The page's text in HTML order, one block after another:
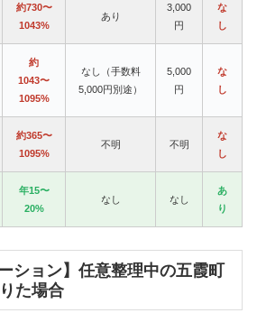
約730〜
1043%
あり
3,000
円
な
し
約
1043〜
1095%
なし（手数料
5,000円別途）
5,000
円
な
し
約365〜
1095%
不明 不明
な
し
年15〜
20%
なし なし
あ
り
ション】任意整理中の五霞町
た場合